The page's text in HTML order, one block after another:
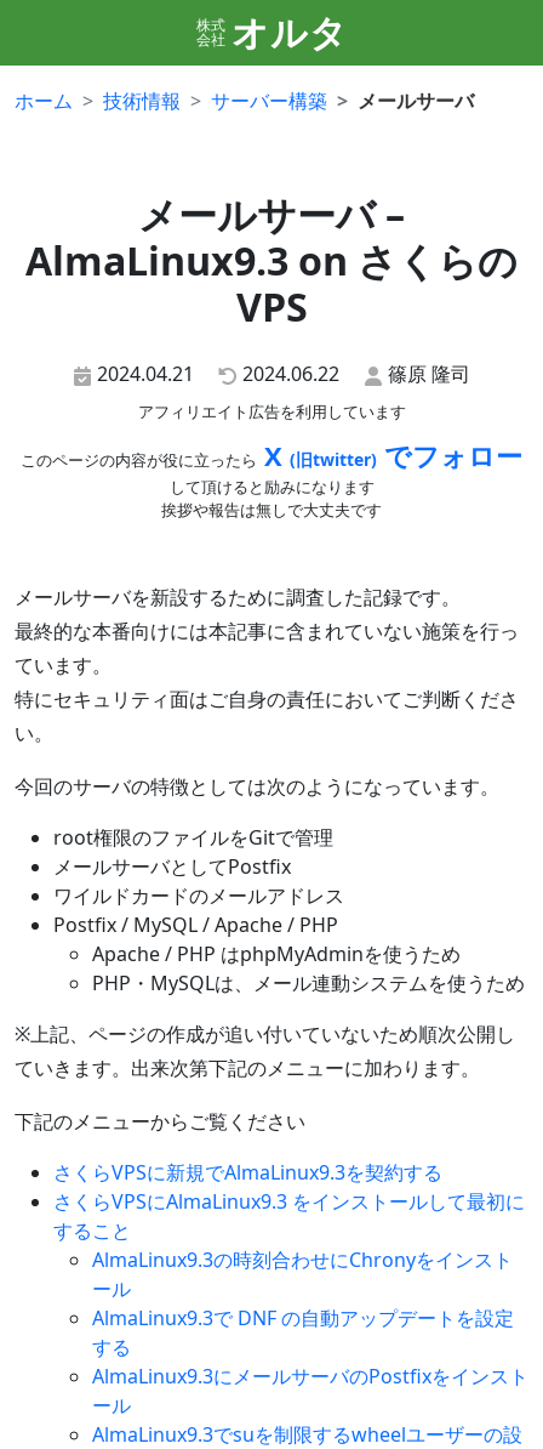
株式
会社 オルタ
ホーム 技術情報 サーバー構築 メールサーバ
メールサーバ –
AlmaLinux9.3 on さくらの
VPS
2024.04.21 2024.06.22 篠原 隆司
アフィリエイト広告を利用しています
このページの内容が役に立ったら X (旧twitter) でフォロー
して頂けると励みになります
挨拶や報告は無しで大丈夫です
メールサーバを新設するために調査した記録です。
最終的な本番向けには本記事に含まれていない施策を行っ
ています。
特にセキュリティ面はご自身の責任においてご判断くださ
い。
今回のサーバの特徴としては次のようになっています。
root権限のファイルをGitで管理
メールサーバとしてPostfix
ワイルドカードのメールアドレス
Postfix / MySQL / Apache / PHP
Apache / PHP はphpMyAdminを使うため
PHP・MySQLは、メール連動システムを使うため
※上記、ページの作成が追い付いていないため順次公開し
ていきます。出来次第下記のメニューに加わります。
下記のメニューからご覧ください
さくらVPSに新規でAlmaLinux9.3を契約する
さくらVPSにAlmaLinux9.3 をインストールして最初に
すること
AlmaLinux9.3の時刻合わせにChronyをインスト
ール
AlmaLinux9.3で DNF の自動アップデートを設定
する
AlmaLinux9.3にメールサーバのPostfixをインスト
ール
AlmaLinux9.3でsuを制限するwheelユーザーの設